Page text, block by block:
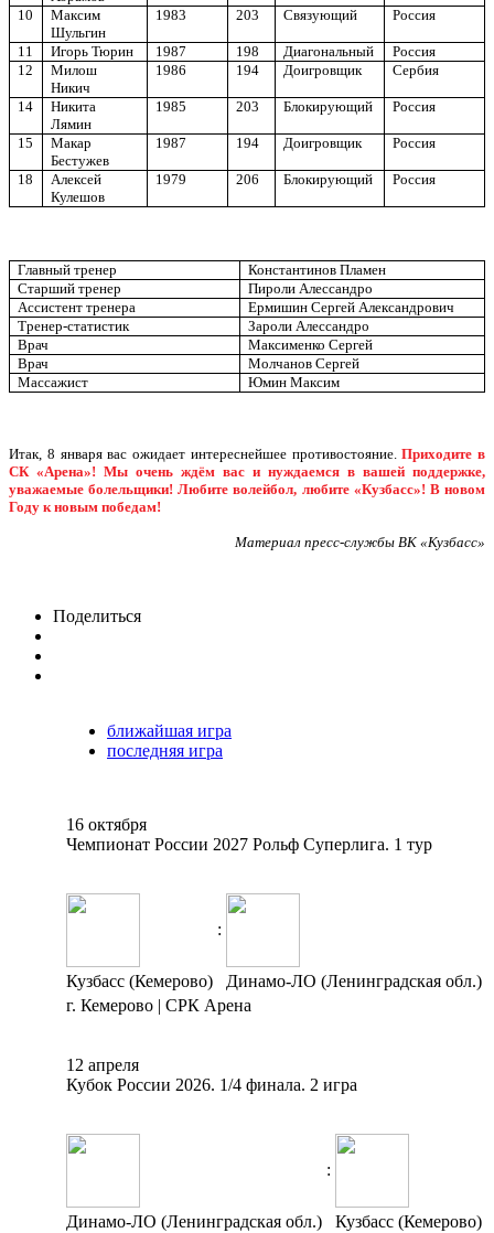
10
Максим
Шульгин
1983 203 Связующий Россия
11 Игорь Тюрин 1987 198 Диагональный
Россия
12
Милош
Никич
1986 194 Доигровщик Сербия
14
Никита
Лямин
1985 203 Блокирующий Россия
15
Макар
Бестужев
1987 194 Доигровщик Россия
18
Алексей
Кулешов
1979 206 Блокирующий Россия
Главный тренер
Константинов Пламен
Старший тренер
Пироли Алессандро
Ассистент тренера
Ермишин Сергей Александрович
Тренер-статистик
Зароли Алессандро
Врач
Максименко Сергей
Врач
Молчанов Сергей
Массажист
Юмин Максим
Итак, 8 января вас ожидает интереснейшее противостояние.Приходите в
СК «Арена»! Мы очень ждём вас и нуждаемся в вашей поддержке,
уважаемые болельщики! Любите волейбол, любите «Кузбасс»! В новом
Году к новым победам!
Материал пресс-службы ВК «Кузбасс»
Поделиться
ближайшая игра
последняя игра
16 октября
Чемпионат России 2027 Рольф Суперлига. 1 тур
:
Кузбасс (Кемерово)
Динамо-ЛО (Ленинградская обл.)
г. Кемерово | СРК Арена
12 апреля
Кубок России 2026. 1/4 финала. 2 игра
:
Динамо-ЛО (Ленинградская обл.) Кузбасс (Кемерово)